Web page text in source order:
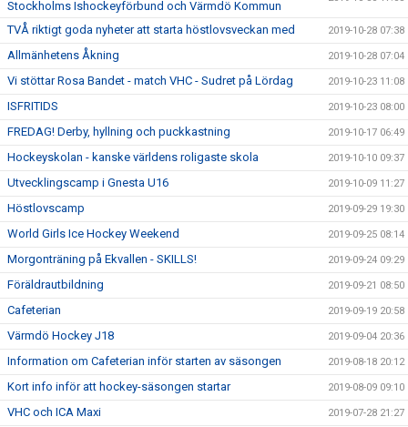
Stockholms Ishockeyförbund och Värmdö Kommun
TVÅ riktigt goda nyheter att starta höstlovsveckan med 2019-10-28 07:38
Allmänhetens Åkning 2019-10-28 07:04
Vi stöttar Rosa Bandet - match VHC - Sudret på Lördag 2019-10-23 11:08
ISFRITIDS 2019-10-23 08:00
FREDAG! Derby, hyllning och puckkastning 2019-10-17 06:49
Hockeyskolan - kanske världens roligaste skola 2019-10-10 09:37
Utvecklingscamp i Gnesta U16 2019-10-09 11:27
Höstlovscamp 2019-09-29 19:30
World Girls Ice Hockey Weekend 2019-09-25 08:14
Morgonträning på Ekvallen - SKILLS! 2019-09-24 09:29
Föräldrautbildning 2019-09-21 08:50
Cafeterian 2019-09-19 20:58
Värmdö Hockey J18 2019-09-04 20:36
Information om Cafeterian inför starten av säsongen 2019-08-18 20:12
Kort info inför att hockey-säsongen startar 2019-08-09 09:10
VHC och ICA Maxi 2019-07-28 21:27